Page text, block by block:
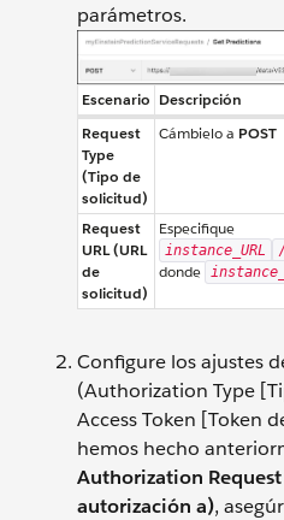
parámetros.
Escenario Descripción
Request
Type
(Tipo de
solicitud)
Cámbielo a POST
Request
URL (URL
de
solicitud)
Especifique
instance_URL
donde
Configure los ajustes
(Authorization Type
Access Token [Token
hemos hecho
Authorization
autorización a),